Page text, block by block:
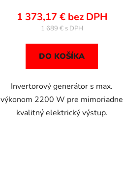
1 373,17 € bez DPH
1 689 €
DO KOŠÍKA
Invertorový generátor s max.
výkonom 2200 W pre mimoriadne
kvalitný elektrický výstup.